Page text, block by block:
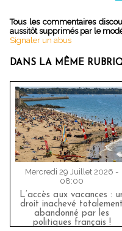
Tous les commentaires
aussitôt supprimés par le
Signaler un abus
DANS LA MÊME
Mercredi 29 Juillet 2026 -
08:00
L’accès aux vacances :
droit inachevé totalement
abandonné par les
politiques français !